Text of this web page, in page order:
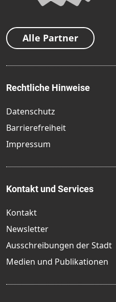
Alle Partner
Rechtliche Hinweise
Datenschutz
Barrierefreiheit
Impressum
Kontakt und Services
Kontakt
Newsletter
Ausschreibungen der Stadt
Medien und Publikationen